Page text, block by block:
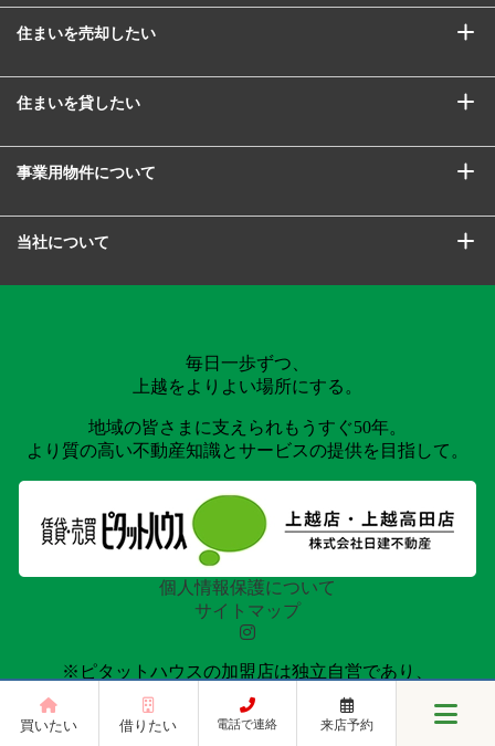
住まいを売却したい
住まいを貸したい
事業用物件について
当社について
毎日一歩ずつ、
上越をよりよい場所にする。
地域の皆さまに支えられもうすぐ50年。
より質の高い不動産知識とサービスの提供を目指して。
個人情報保護について
サイトマップ
※ピタットハウスの加盟店は独立自営であり、
各店舗の責任のもと運営をしております。
買いたい 借りたい 電話で連絡 来店予約